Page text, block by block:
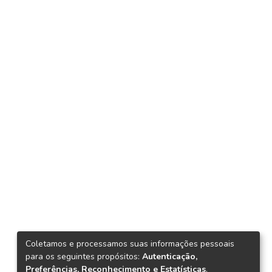
Coletamos e processamos suas informações pessoais
para os seguintes propósitos: Autenticação,
Preferências, Reconhecimento e Estatísticas.